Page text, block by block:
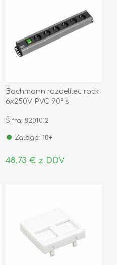
Bachmann razdelilec rack
6x250V PVC 90° s
300.003
Šifra: 8201012
Zaloga: 10+
48,73 € z DDV